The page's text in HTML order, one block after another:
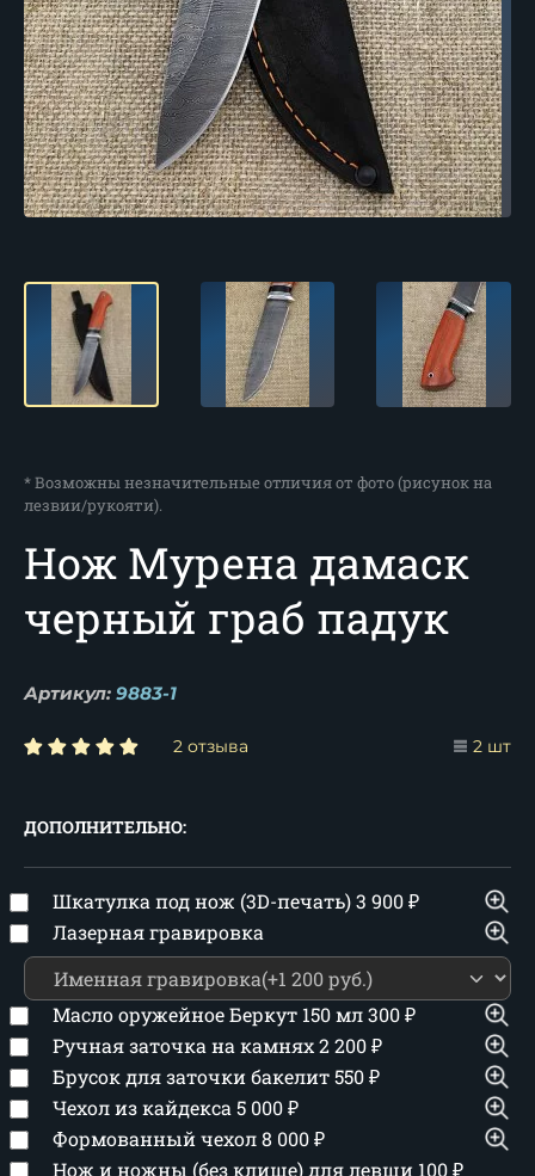
* Возможны незначительные отличия от фото (рисунок на
лезвии/рукояти).
Нож Мурена дамаск
черный граб падук
Артикул: 9883-1
2 отзыва 2 шт
ДОПОЛНИТЕЛЬНО:
Шкатулка под нож (3D-печать)3 900₽
Лазерная гравировка
Масло оружейное Беркут 150 мл300₽
Ручная заточка на камнях2 200₽
Брусок для заточки бакелит550₽
Чехол из кайдекса 5 000₽
Формованный чехол8 000₽
Нож и ножны (без клише) для левши 100₽